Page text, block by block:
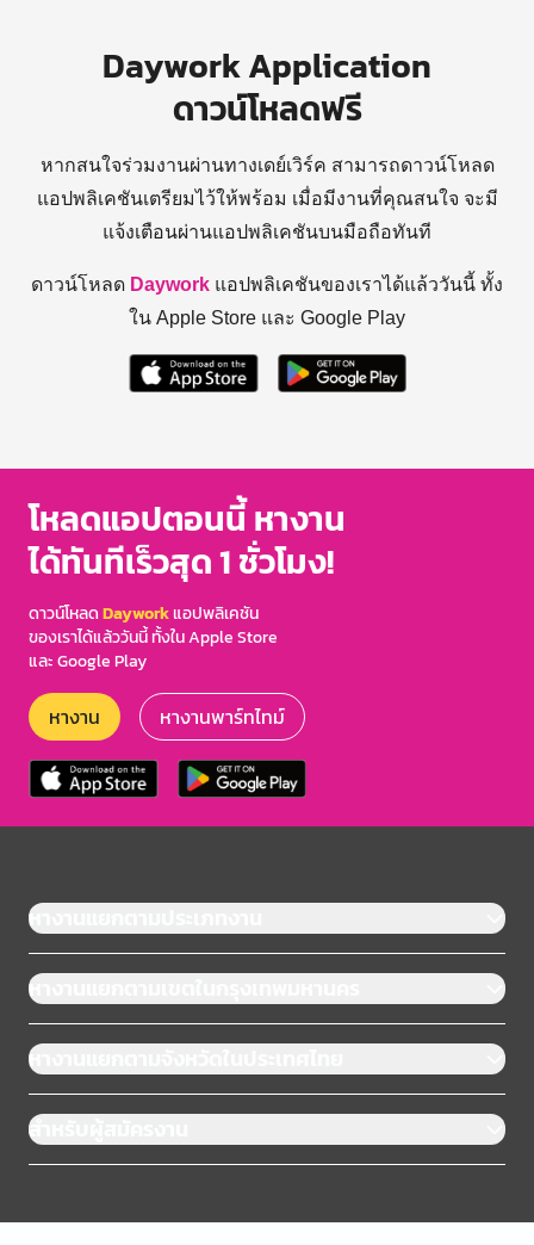
Daywork Application
ดาวน์โหลดฟรี
หากสนใจร่วมงานผ่านทางเดย์เวิร์ค สามารถดาวน์โหลด
แอปพลิเคชันเตรียมไว้ให้พร้อม เมื่อมีงานที่คุณสนใจ จะมี
แจ้งเตือนผ่านแอปพลิเคชันบนมือถือทันที
ดาวน์โหลด Daywork แอปพลิเคชันของเราได้แล้ววันนี้ ทั้ง
ใน Apple Store และ Google Play
โหลดแอปตอนนี้ หางาน
ได้ทันทีเร็วสุด 1 ชั่วโมง!
ดาวน์โหลดDayworkแอปพลิเคชัน
ของเราได้แล้ววันนี้ ทั้งใน Apple Store
และ Google Play
หางาน หางานพาร์ทไทม์
หางานแยกตามประเภทงาน
หางานแยกตามเขตในกรุงเทพมหานคร
หางานแยกตามจังหวัดในประเทศไทย
สำหรับผู้สมัครงาน